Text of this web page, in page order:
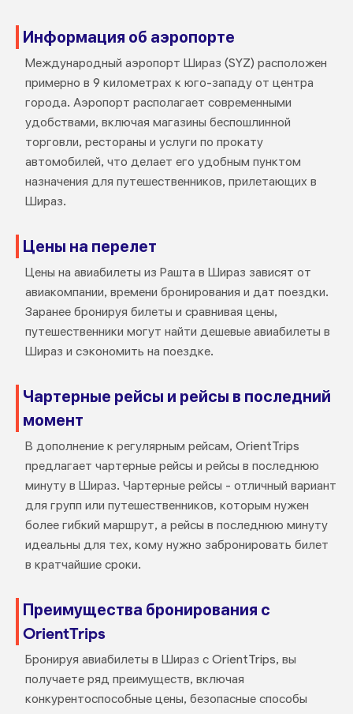
Информация об аэропорте
Международный аэропорт Шираз (SYZ) расположен
примерно в 9 километрах к юго-западу от центра
города. Аэропорт располагает современными
удобствами, включая магазины беспошлинной
торговли, рестораны и услуги по прокату
автомобилей, что делает его удобным пунктом
назначения для путешественников, прилетающих в
Шираз.
Цены на перелет
Цены на авиабилеты из Рашта в Шираз зависят от
авиакомпании, времени бронирования и дат поездки.
Заранее бронируя билеты и сравнивая цены,
путешественники могут найти дешевые авиабилеты в
Шираз и сэкономить на поездке.
Чартерные рейсы и рейсы в последний
момент
В дополнение к регулярным рейсам, OrientTrips
предлагает чартерные рейсы и рейсы в последнюю
минуту в Шираз. Чартерные рейсы - отличный вариант
для групп или путешественников, которым нужен
более гибкий маршрут, а рейсы в последнюю минуту
идеальны для тех, кому нужно забронировать билет
в кратчайшие сроки.
Преимущества бронирования с
OrientTrips
Бронируя авиабилеты в Шираз с OrientTrips, вы
получаете ряд преимуществ, включая
конкурентоспособные цены, безопасные способы